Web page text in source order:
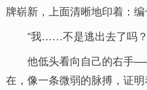
牌崭新，上面清晰地印着：编
“我……不是逃出去了吗
他低头看向自己的右手
在，像一条微弱的脉搏，证